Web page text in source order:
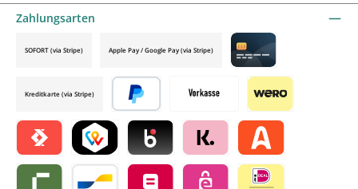
Zahlungsarten
Vorkasse Wero
Satispay by mollieTWINT by mollieBlik by mollieKlarna by mollieAlma by mollie
SOFORT (via Stripe) Apple Pay / Google Pay (via Stripe)
Credit card by mollie
Kreditkarte (via Stripe)
Später bezahlen